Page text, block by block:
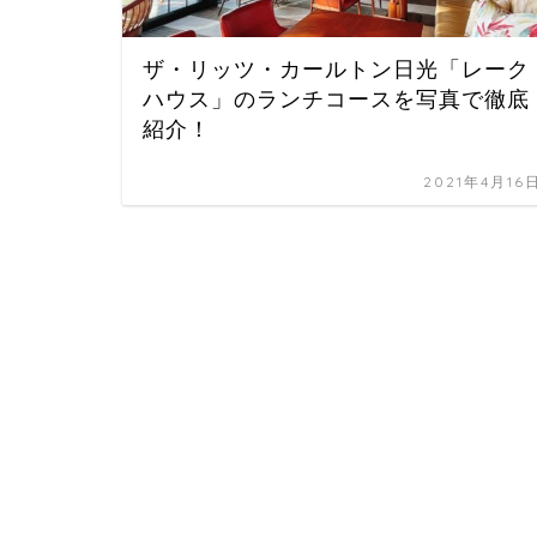
ザ・リッツ・カールトン日光「レーク
ハウス」のランチコースを写真で徹底
紹介！
2021年4月16